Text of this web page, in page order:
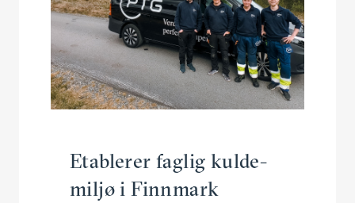
Etablerer faglig kulde­
miljø i Finnmark